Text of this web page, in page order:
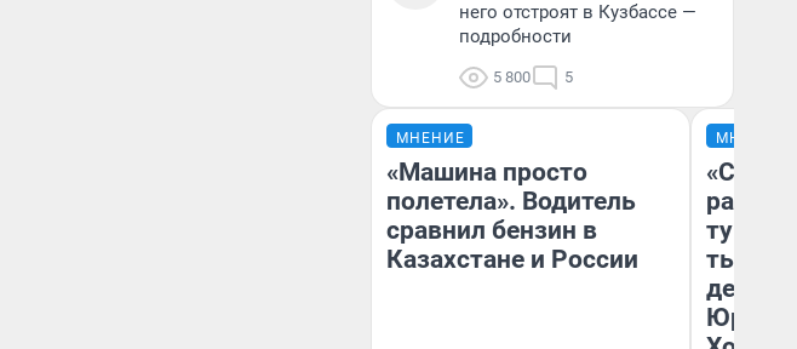
него отстроят в Кузбассе —
подробности
5 800 5
МНЕНИЕ
«Машина просто
полетела». Водитель
сравнил бензин в
Казахстане и России
МНЕНИЕ
тысяч,
день